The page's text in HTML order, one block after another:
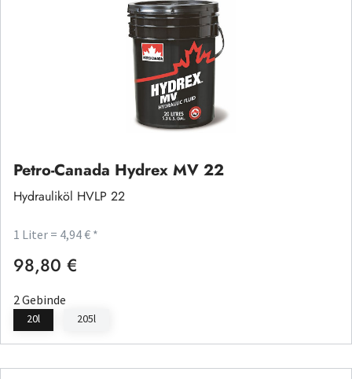
Petro-Canada Hydrex MV 22
Hydrauliköl HVLP 22
1 Liter = 4,94 € *
Regulärer Preis:
98,80 €
2 Gebinde
20l 205l